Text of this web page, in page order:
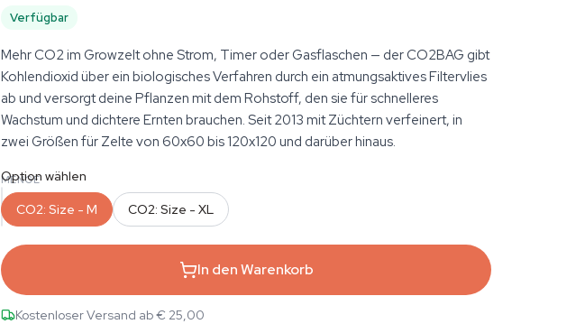
Verfügbar
Mehr CO2 im Growzelt ohne Strom, Timer oder Gasflaschen — der CO2BAG gibt
Kohlendioxid über ein biologisches Verfahren durch ein atmungsaktives Filtervlies
ab und versorgt deine Pflanzen mit dem Rohstoff, den sie für schnelleres
Wachstum und dichtere Ernten brauchen. Seit 2013 mit Züchtern verfeinert, in
zwei Größen für Zelte von 60x60 bis 120x120 und darüber hinaus.
MENGE
Option wählen
CO2: Size - M CO2: Size - XL
In den Warenkorb
Kostenloser Versand ab € 25,00